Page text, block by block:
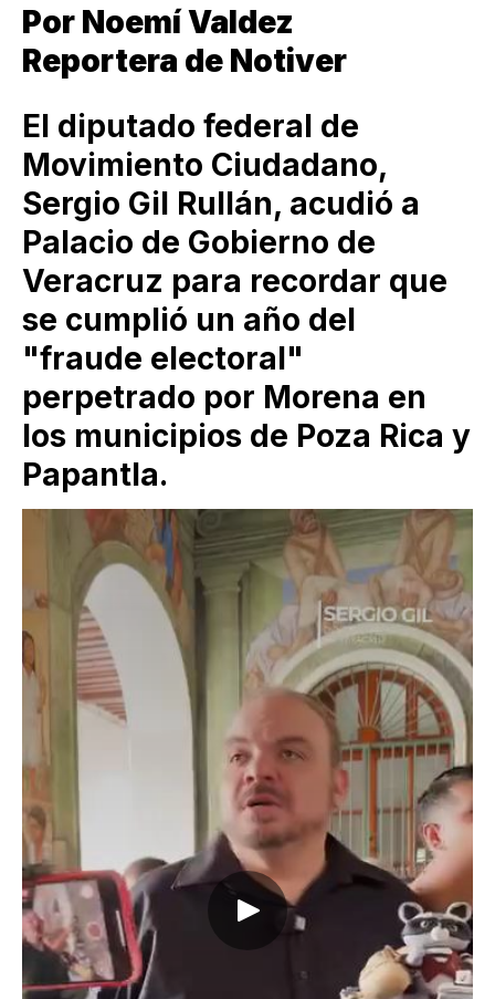
Por Noemí Valdez
Reportera de Notiver
El diputado federal de
Movimiento Ciudadano,
Sergio Gil Rullán, acudió a
Palacio de Gobierno de
Veracruz para recordar que
se cumplió un año del
"fraude electoral"
perpetrado por Morena en
los municipios de Poza Rica y
Papantla.